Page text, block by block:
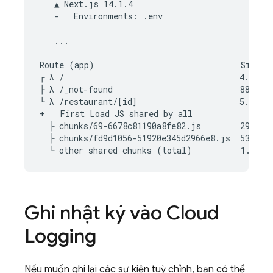
   ▲ Next.js 14.1.4
   -   Environments: .env
   ...
Route (app)                              Size
┌ λ /                                    4.79 kB
├ λ /_not-found                          882 B
└ λ /restaurant/[id]                     5.28
+   First Load JS shared by all            84.4
  ├ chunks/69-6678c81190a8fe82.js        29 kB
├ chunks/fd9d1056-51920e345d2966e8.js  53.4
Ghi nhật ký vào Cloud
Logging
Nếu muốn ghi lại các sự kiện tuỳ chỉnh, bạn có thể